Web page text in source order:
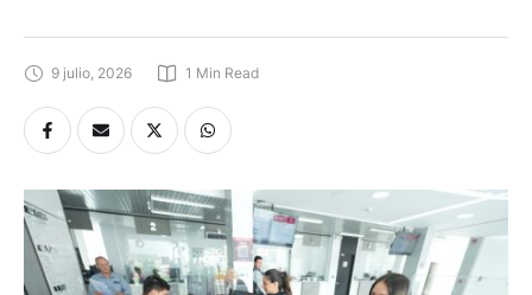
9 julio, 2026 1 Min Read